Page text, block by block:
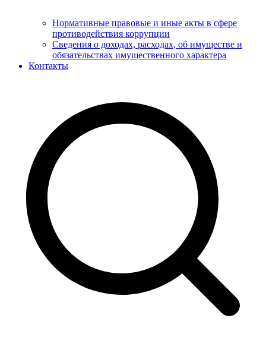
Нормативные правовые и иные акты в сфере
противодействия коррупции
Сведения о доходах, расходах, об имуществе и
обязательствах имущественного характера
Контакты